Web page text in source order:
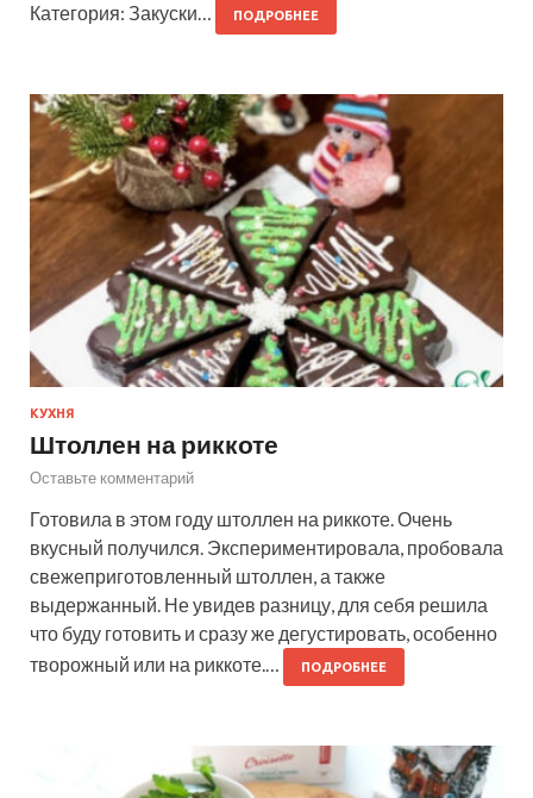
Категория: Закуски…
ПОДРОБНЕЕ
КУХНЯ
Штоллен на риккоте
Оставьте комментарий
Готовила в этом году штоллен на риккоте. Очень
вкусный получился. Экспериментировала, пробовала
свежеприготовленный штоллен, а также
выдержанный. Не увидев разницу, для себя решила
что буду готовить и сразу же дегустировать, особенно
творожный или на риккоте.…
ПОДРОБНЕЕ